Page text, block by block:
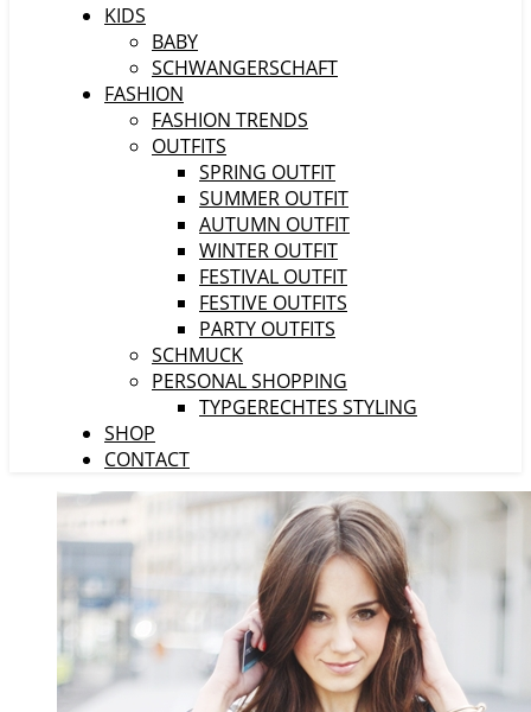
KIDS
BABY
SCHWANGERSCHAFT
FASHION
FASHION TRENDS
OUTFITS
SPRING OUTFIT
SUMMER OUTFIT
AUTUMN OUTFIT
WINTER OUTFIT
FESTIVAL OUTFIT
FESTIVE OUTFITS
PARTY OUTFITS
SCHMUCK
PERSONAL SHOPPING
TYPGERECHTES STYLING
SHOP
CONTACT